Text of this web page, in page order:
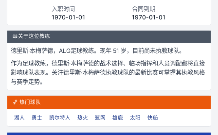
入职时间
1970-01-01
合同到期
1970-01-01
📖关于这位教练
德里斯·本梅萨德， ALG足球教练。 现年 51 岁，
目前尚未执教球队。
作为足球教练， 德里斯·本梅萨德的战术选择、临场指挥和人员调配都将直接
影响球队表现。关注德里斯·本梅萨德执教球队的最新比赛可掌握其执教风格
与赛季走势。
🏀 热门球队
湖人 勇士 凯尔特人 热火 篮网 雄鹿 太阳 快船